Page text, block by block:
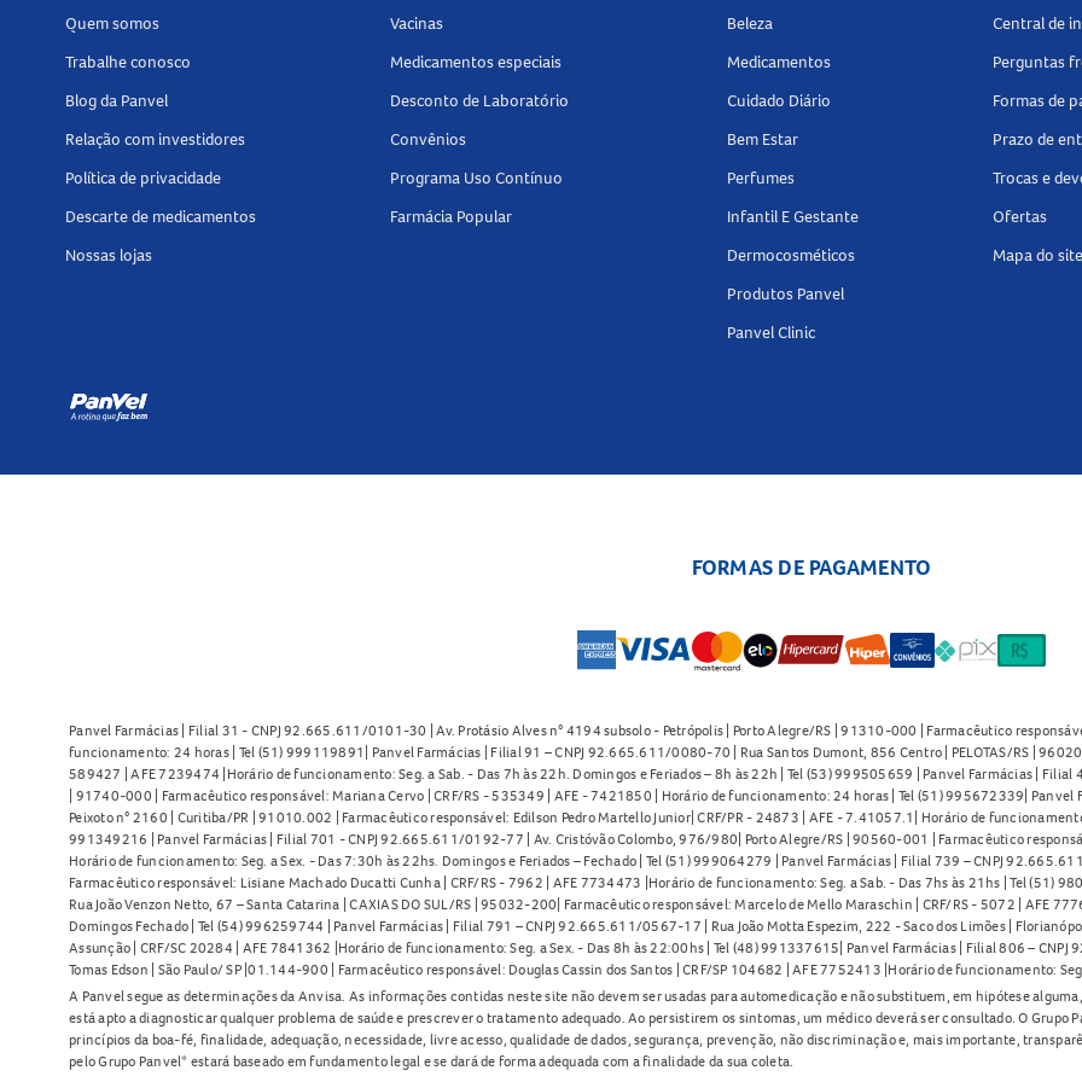
Quem somos
Trabalhe conosco
Blog da Panvel
Relação com investidores
Política de privacidade
Descarte de medicamentos
Nossas lojas
Vacinas
Medicamentos especiais
Desconto de Laboratório
Convênios
Programa Uso Contínuo
Farmácia Popular
Beleza
Medicamentos
Cuidado Diário
Bem Estar
Perfumes
Infantil E Gestante
Dermocosméticos
Produtos Panvel
Panvel Clinic
Central de
Perguntas
Formas de
Prazo de
Trocas e
Ofertas
Mapa do site
FORMAS DE PAGAMENTO
Panvel Farmácias | Filial 31 - CNPJ 92.665.611/0101-30 | Av. Protásio Alves n° 4194 subsolo - Petrópolis | Porto Alegre/RS | 91310-000 | Farmacêutico
funcionamento: 24 horas | Tel (51) 999119891| Panvel Farmácias | Filial 91 – CNPJ 92.665.611/0080-70 | Rua Santos Dumont, 856 Centro | PELOTAS/RS |
589427 | AFE 7239474 |Horário de funcionamento: Seg. a Sab. - Das 7h às 22h. Domingos e Feriados – 8h às 22h | Tel (53) 999505659 | Panvel Farmácias |
| 91740-000 | Farmacêutico responsável: Mariana Cervo | CRF/RS - 535349 | AFE - 7421850 | Horário de funcionamento: 24 horas | Tel (51) 995672339|
Peixoto n° 2160 | Curitiba/PR | 91010.002 | Farmacêutico responsável: Edilson Pedro Martello Junior| CRF/PR - 24873 | AFE - 7.41057.1| Horário de
991349216 | Panvel Farmácias | Filial 701 - CNPJ 92.665.611/0192-77 | Av. Cristóvão Colombo, 976/980| Porto Alegre/RS | 90560-001 | Farmacêutico
Horário de funcionamento: Seg. a Sex. - Das 7:30h às 22hs. Domingos e Feriados – Fechado | Tel (51) 999064279 | Panvel Farmácias | Filial 739 – CNPJ
Farmacêutico responsável: Lisiane Machado Ducatti Cunha | CRF/RS - 7962 | AFE 7734473 |Horário de funcionamento: Seg. a Sab. - Das 7hs às 21hs | Tel (51)
Rua João Venzon Netto, 67 – Santa Catarina | CAXIAS DO SUL/RS | 95032-200| Farmacêutico responsável: Marcelo de Mello Maraschin | CRF/RS - 5072 | AFE
Domingos Fechado | Tel (54) 996259744 | Panvel Farmácias | Filial 791 – CNPJ 92.665.611/0567-17 | Rua João Motta Espezim, 222 - Saco dos Limões |
Assunção | CRF/SC 20284 | AFE 7841362 |Horário de funcionamento: Seg. a Sex. - Das 8h às 22:00hs | Tel (48) 991337615| Panvel Farmácias | Filial 806 –
Tomas Edson | São Paulo/ SP |01.144-900 | Farmacêutico responsável: Douglas Cassin dos Santos | CRF/SP 104682 | AFE 7752413 |Horário de funcionamento:
A Panvel segue as determinações da Anvisa. As informações contidas neste site não devem ser usadas para automedicação e não substituem, em hipótese
está apto a diagnosticar qualquer problema de saúde e prescrever o tratamento adequado. Ao persistirem os sintomas, um médico deverá ser consultado. O Grupo
princípios da boa-fé, finalidade, adequação, necessidade, livre acesso, qualidade de dados, segurança, prevenção, não discriminação e, mais importante,
pelo Grupo Panvel* estará baseado em fundamento legal e se dará de forma adequada com a finalidade da sua coleta.